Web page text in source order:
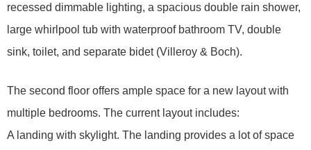
recessed dimmable lighting, a spacious double rain shower,
large whirlpool tub with waterproof bathroom TV, double
sink, toilet, and separate bidet (Villeroy & Boch).
The second floor offers ample space for a new layout with
multiple bedrooms. The current layout includes:
A landing with skylight. The landing provides a lot of space